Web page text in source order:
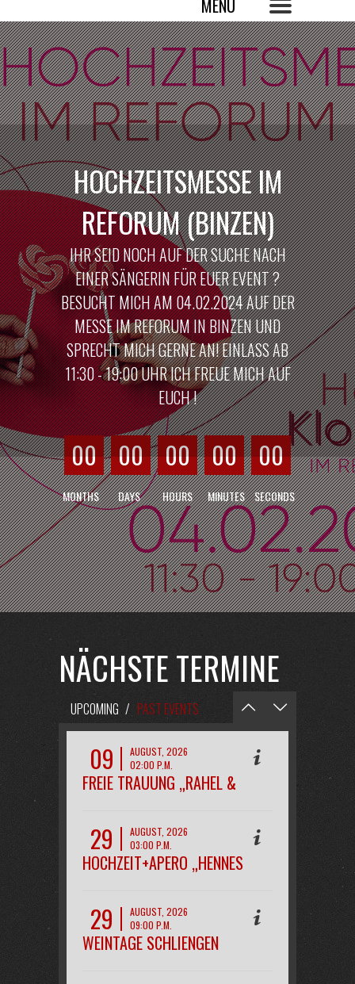
HOCHZEITSMESSE IM
REFORUM (BINZEN)
IHR SEID NOCH AUF DER SUCHE NACH
EINER SÄNGERIN FÜR EUER EVENT ?
BESUCHT MICH AM 04.02.2024 AUF DER
MESSE IM REFORUM IN BINZEN UND
SPRECHT MICH GERNE AN! EINLASS AB
11:30 - 19:00 UHR ICH FREUE MICH AUF
EUCH !
00 00 00 00 00
MONTHS DAYS HOURS MINUTES SECONDS
NÄCHSTE TERMINE
UPCOMING / PAST EVENTS
09
AUGUST, 2026
02:00 P.M.
FREIE TRAUUNG „RAHEL &
29
AUGUST, 2026
03:00 P.M.
HOCHZEIT+APERO „HENNES
29
AUGUST, 2026
09:00 P.M.
WEINTAGE SCHLIENGEN